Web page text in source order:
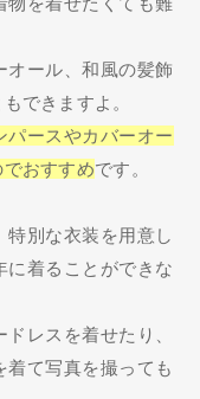
オール、和風の髪飾
できますよ。
パースやカバーオー
おすすめです。
別な衣装を用意し
に着ることができな
レスを着せたり、
て写真を撮っても